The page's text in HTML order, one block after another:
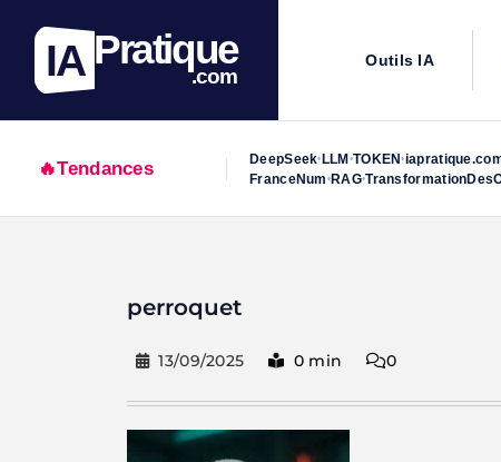
IA Pratique
.com
Outils IA
🔥Tendances DeepSeek• LLM •TOKEN•
FranceNum • RAG•
perroquet
13/09/2025 0 min 0